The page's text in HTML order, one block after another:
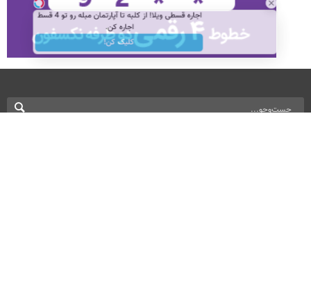
اجاره کن.
کلیک کن!